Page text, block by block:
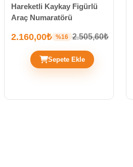
Hareketli Kaykay Figürlü
Araç Numaratörü
2.160,00₺ %16 2.505,60₺
Sepete Ekle